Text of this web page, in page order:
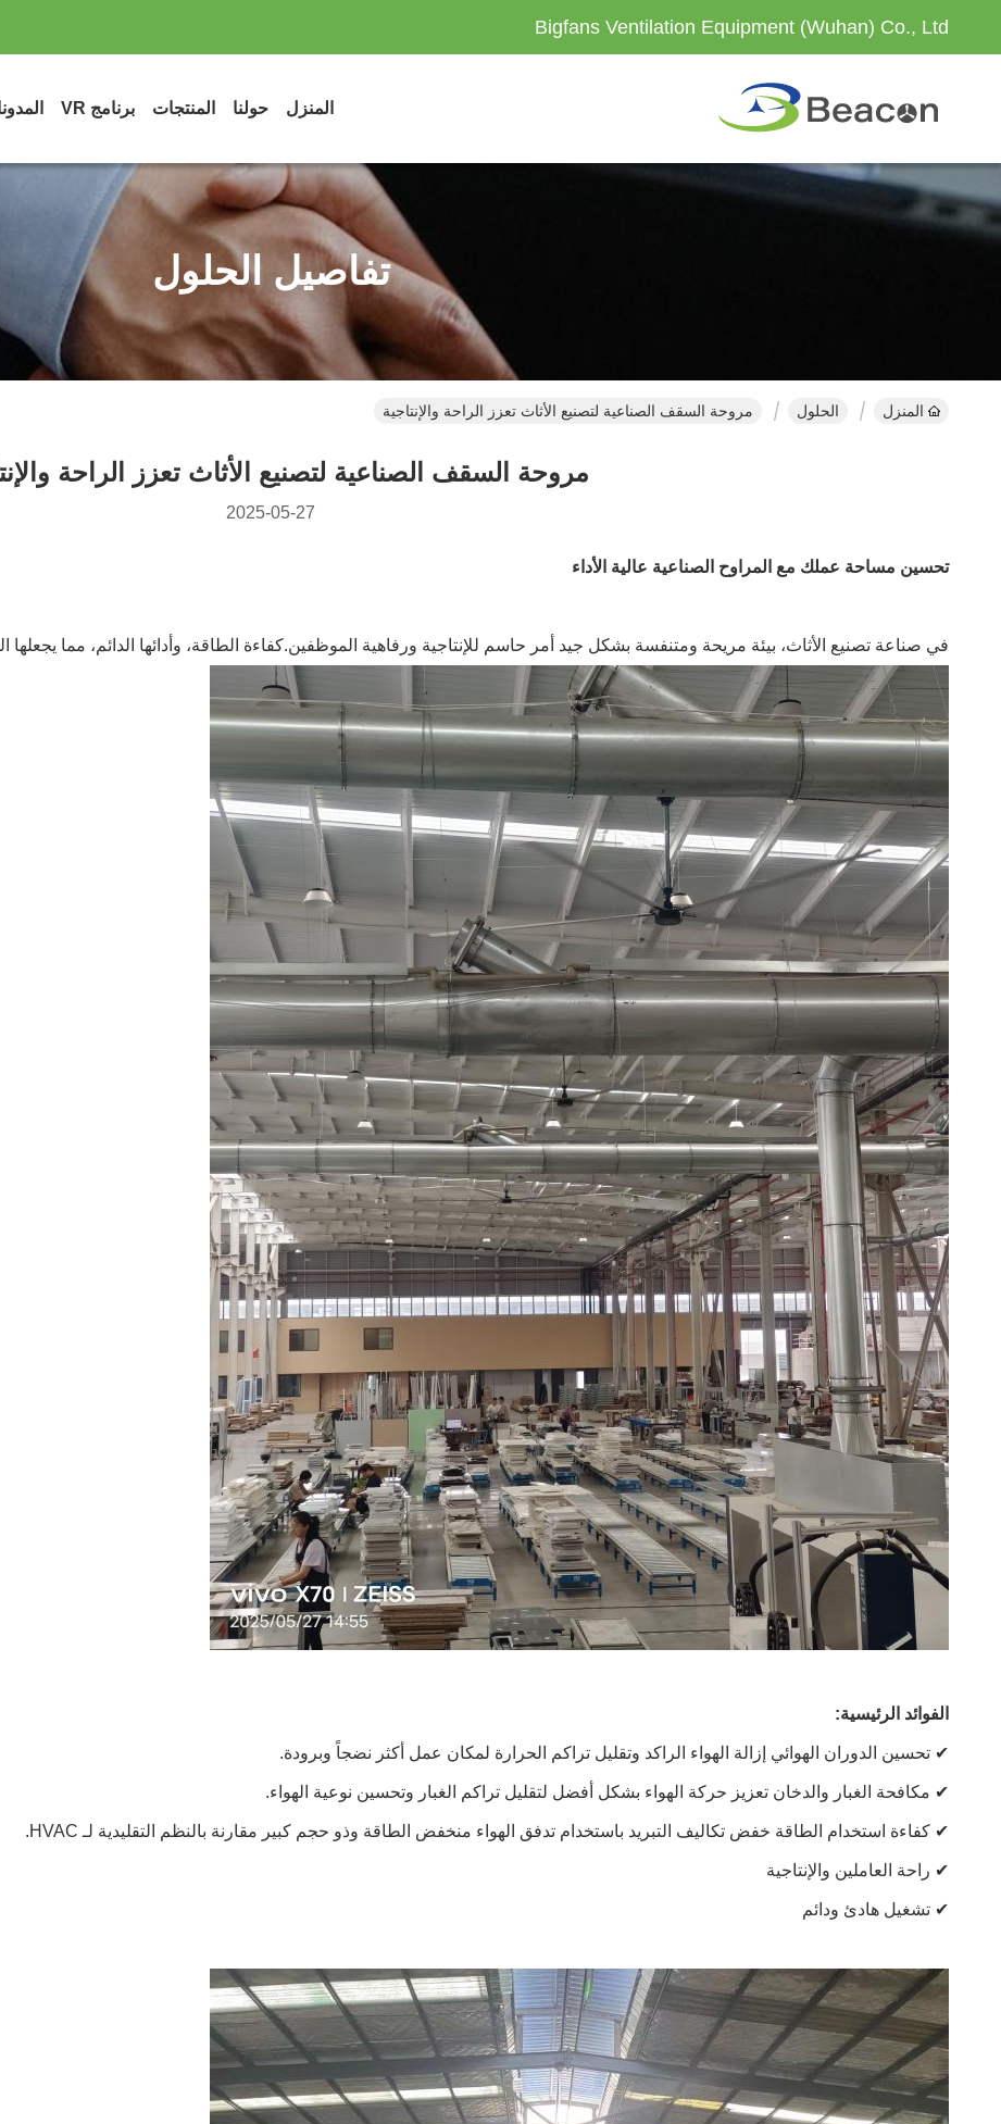
Bigfans Ventilation Equipment (Wuhan) Co., Ltd
المنزل حولنا المنتجات برنامج VR
تفاصيل الحلول
المنزل الحلول مروحة السقف الصناعية لتصنيع الأثاث تعزز الراحة والإنتاجية
مروحة السقف الصناعية لتصنيع الأثاث تعزز الراحة
2025-05-27
تحسين مساحة عملك مع المراوح الصناعية عالية الأداء
في صناعة تصنيع الأثاث، بيئة مريحة ومتنفسة بشكل جيد أمر حاسم للإنتاجية ورفاهية الموظفين.كفاءة الطاقة، وأدائها الدائم، مما يجعلها
الفوائد الرئيسية:
✔ تحسين الدوران الهوائي إزالة الهواء الراكد وتقليل تراكم الحرارة لمكان عمل أكثر نضجاً وبرودة.
✔ مكافحة الغبار والدخان تعزيز حركة الهواء بشكل أفضل لتقليل تراكم الغبار وتحسين نوعية الهواء.
✔ كفاءة استخدام الطاقة خفض تكاليف التبريد باستخدام تدفق الهواء منخفض الطاقة وذو حجم كبير مقارنة بالنظم التقليدية لـ HVAC.
✔ راحة العاملين والإنتاجية
✔ تشغيل هادئ ودائم